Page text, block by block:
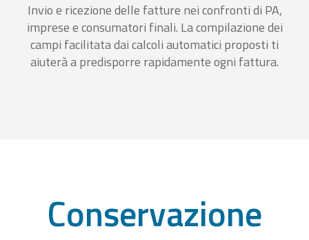
Invio e ricezione delle fatture nei confronti di PA,
imprese e consumatori finali. La compilazione dei
campi facilitata dai calcoli automatici proposti ti
aiuterà a predisporre rapidamente ogni fattura.
Conservazione